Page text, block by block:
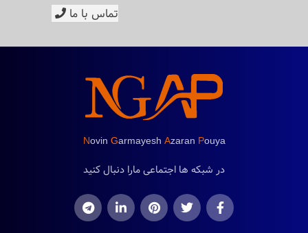
تماس با ما
Novin Garmayesh Azaran Pouya
در شبکه ها اجتماعی مارا دنبال کنید